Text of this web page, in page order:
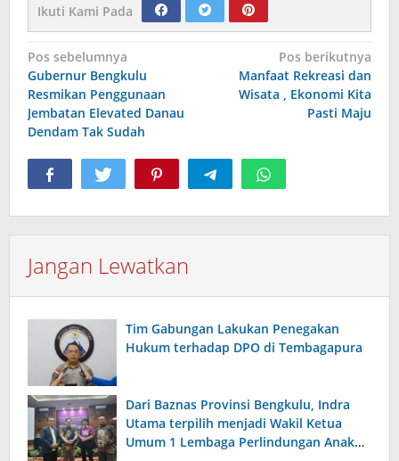
Ikuti Kami Pada
Navigasi
pos
Pos sebelumnya
Gubernur Bengkulu
Resmikan Penggunaan
Jembatan Elevated Danau
Dendam Tak Sudah
Pos berikutnya
Manfaat Rekreasi dan
Wisata , Ekonomi Kita
Pasti Maju
Jangan Lewatkan
Tim Gabungan Lakukan Penegakan
Hukum terhadap DPO di Tembagapura
Dari Baznas Provinsi Bengkulu, Indra
Utama terpilih menjadi Wakil Ketua
Umum 1 Lembaga Perlindungan Anak